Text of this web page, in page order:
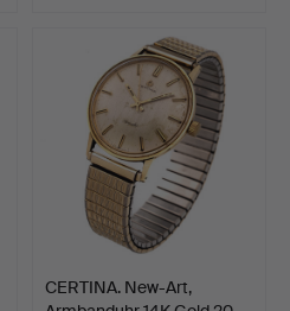
CERTINA. New-Art,